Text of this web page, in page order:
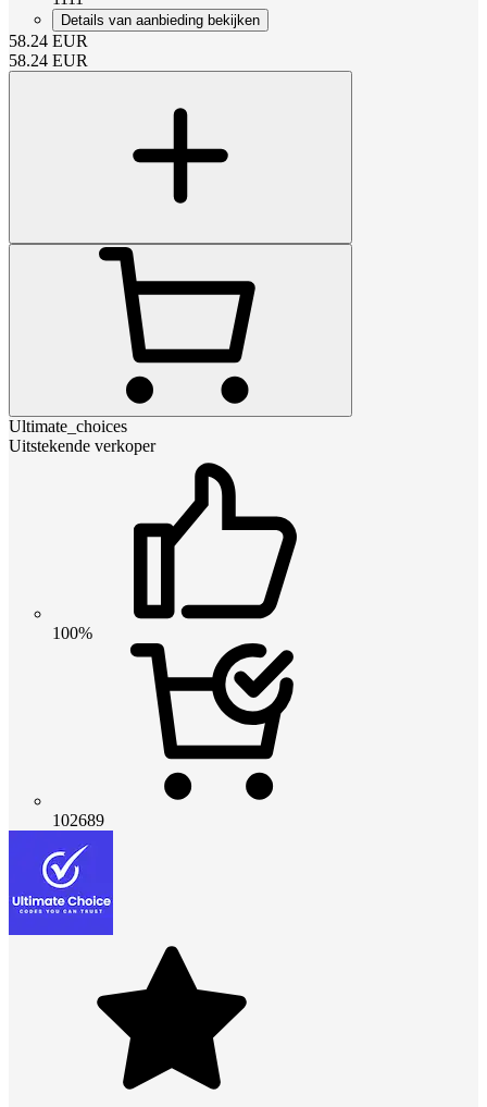
Details van aanbieding bekijken
58.24 EUR
58.24 EUR
Ultimate_choices
Uitstekende verkoper
100%
102689